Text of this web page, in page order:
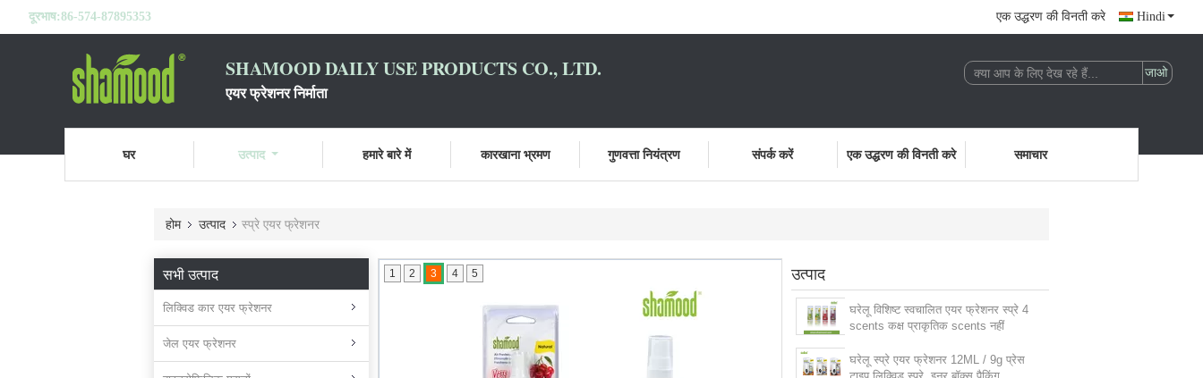
दूरभाष:86-574-87895353 एक उद्धरण की विनती करे Hindi
SHAMOOD DAILY USE PRODUCTS CO., LTD.
एयर फ्रेशनर निर्माता
घर उत्पाद हमारे बारे में कारखाना भ्रमण गुणवत्ता नियंत्रण संपर्क करें एक उद्धरण की विनती करे समाचार
होम उत्पाद स्प्रे एयर फ्रेशनर
सभी उत्पाद
लिक्विड कार एयर फ्रेशनर
जेल एयर फ्रेशनर
1 2 3 4 5 उत्पाद
घरेलू विशिष्ट स्वचालित एयर फ्रेशनर स्प्रे 4
scents कक्ष प्राकृतिक scents नहीं
घरेलू स्प्रे एयर फ्रेशनर 12ML / 9g प्रेस